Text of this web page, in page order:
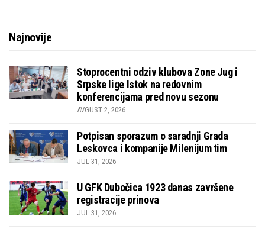
Najnovije
Stoprocentni odziv klubova Zone Jug i
Srpske lige Istok na redovnim
konferencijama pred novu sezonu
AVGUST 2, 2026
Potpisan sporazum o saradnji Grada
Leskovca i kompanije Milenijum tim
JUL 31, 2026
U GFK Dubočica 1923 danas završene
registracije prinova
JUL 31, 2026